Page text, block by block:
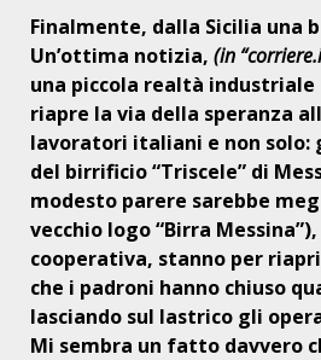
Finalmente, dalla Sicilia una
Un’ottima notizia, (in
una piccola realtà industriale
riapre la via della speranza
lavoratori italiani e non solo:
del birrificio “Triscele” di
modesto parere sarebbe
vecchio logo “Birra
cooperativa, stanno per
che i padroni hanno chiuso
lasciando sul lastrico gli
Mi sembra un fatto davvero